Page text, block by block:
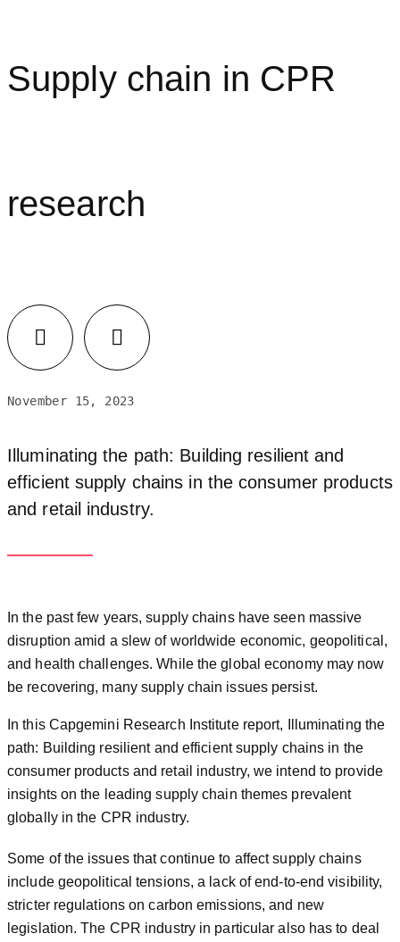
Supply chain in CPR
research
November 15, 2023
Illuminating the path: Building resilient and
efficient supply chains in the consumer products
and retail industry.
In the past few years, supply chains have seen massive
disruption amid a slew of worldwide economic, geopolitical,
and health challenges. While the global economy may now
be recovering, many supply chain issues persist.
In this Capgemini Research Institute report, Illuminating the
path: Building resilient and efficient supply chains in the
consumer products and retail industry, we intend to provide
insights on the leading supply chain themes prevalent
globally in the CPR industry.
Some of the issues that continue to affect supply chains
include geopolitical tensions, a lack of end-to-end visibility,
stricter regulations on carbon emissions, and new
legislation. The CPR industry in particular also has to deal